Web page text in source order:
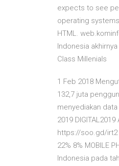
expects to see
operating
HTML.
Indonesia
Class Millenials
1 Feb 2018
132,7 juta
menyediakan
2019 DIGITAL2019
https://soo.gd/irt2 }
22% 8% MOBILE
Indonesia pada